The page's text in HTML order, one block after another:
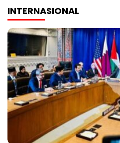
INTERNASIONAL